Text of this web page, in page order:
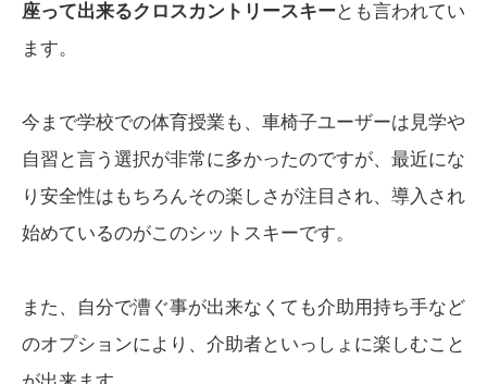
座って出来るクロスカントリースキーとも言われてい
ます。
今まで学校での体育授業も、車椅子ユーザーは見学や
自習と言う選択が非常に多かったのですが、最近にな
り安全性はもちろんその楽しさが注目され、導入され
始めているのがこのシットスキーです。
また、自分で漕ぐ事が出来なくても介助用持ち手など
のオプションにより、介助者といっしょに楽しむこと